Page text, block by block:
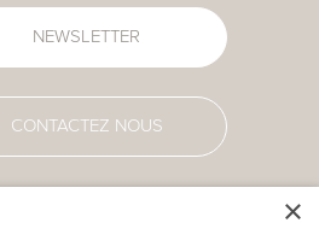
NEWSLETTER
CONTACTEZ NOUS
×